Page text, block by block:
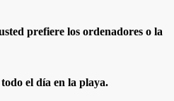
prefiere los ordenadores o la
el día en la playa.